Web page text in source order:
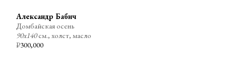
₽300,000
Александр Бабич
Домбайская осень
90х140см., холст, масло